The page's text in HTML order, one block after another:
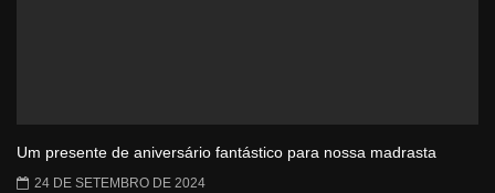
Um presente de aniversário fantástico para nossa madrasta
24 DE SETEMBRO DE 2024